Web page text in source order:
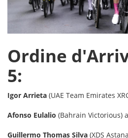
Ordine
5:
Igor Arrieta (UAE Team Emirates
Afonso Eulalio (Bahrain Victorious)
Guillermo Thomas Silva (XDS